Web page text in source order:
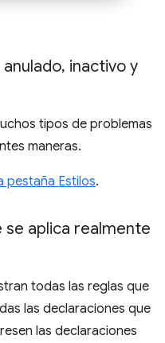
anulado, inactivo y
tipos de problemas
maneras.
pestaña Estilos.
se aplica realmente
todas las reglas que
las declaraciones que
las declaraciones